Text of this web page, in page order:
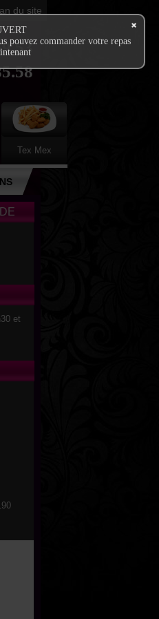
du site
Tex Mex
et
pouvez commander votre repas